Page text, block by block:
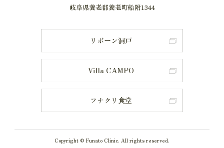
岐阜県養老郡養老町船附1344
リボーン洞戸
Villa CAMPO
フナクリ食堂
Copyright © Funato Clinic. All rights reserved.